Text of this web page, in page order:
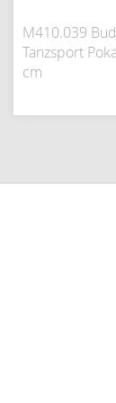
M410.039
Tanzsport
cm